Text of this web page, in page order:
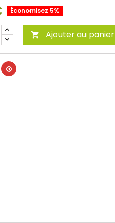
Économisez 5%
 Ajouter au panier